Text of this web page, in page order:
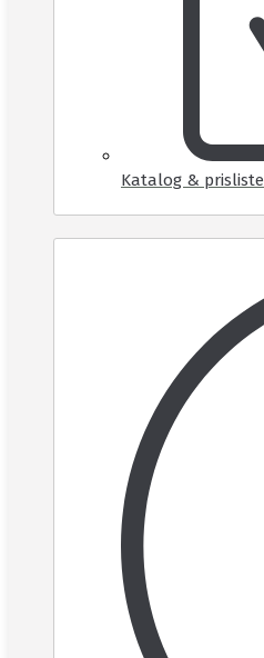
Katalog & prisliste